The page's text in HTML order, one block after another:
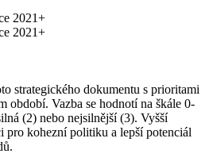
2021+
2021+
strategického dokumentu s prioritami
období. Vazba se hodnotí na škále 0-
(2) nebo nejsilnější (3). Vyšší
pro kohezní politiku a lepší potenciál